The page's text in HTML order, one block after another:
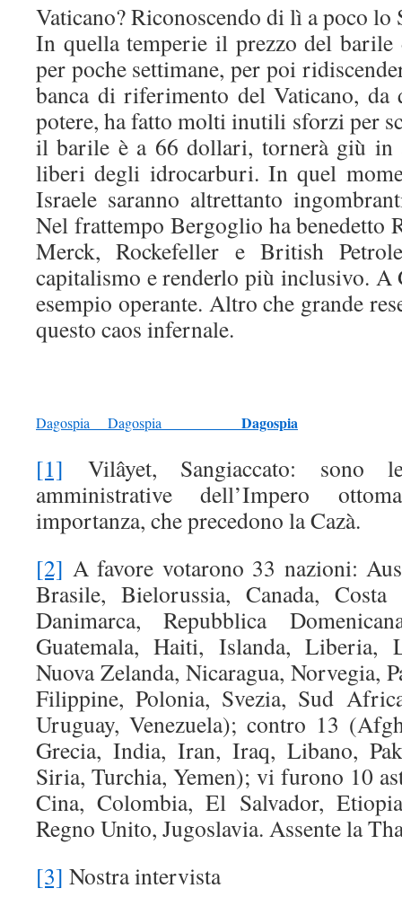
Vaticano? Riconoscendo di lì a poco lo
In quella temperie il prezzo del
per poche settimane, per poi
banca di riferimento del Vaticano, da
potere, ha fatto molti inutili sforzi per
il barile è a 66 dollari, tornerà giù in
liberi degli idrocarburi. In quel
Israele saranno altrettanto
Nel frattempo Bergoglio ha benedetto
Merck, Rockefeller e British
capitalismo e renderlo più inclusivo. A
esempio operante. Altro che grande
questo caos infernale.
Dagospia Dagospia Dagospia
[1] Vilâyet, Sangiaccato: sono
amministrative dell’Impero
importanza, che precedono la Cazà.
[2] A favore votarono 33 nazioni:
Brasile, Bielorussia, Canada, Costa
Danimarca, Repubblica
Guatemala, Haiti, Islanda, Liberia,
Nuova Zelanda, Nicaragua, Norvegia,
Filippine, Polonia, Svezia, Sud
Uruguay, Venezuela); contro 13
Grecia, India, Iran, Iraq, Libano,
Siria, Turchia, Yemen); vi furono 10
Cina, Colombia, El Salvador,
Regno Unito, Jugoslavia. Assente la
[3] Nostra intervista